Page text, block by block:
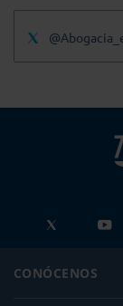
CONÓCENOS